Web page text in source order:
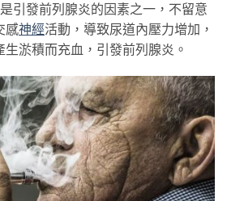
發前列腺炎的因素之一，不留意
感神經活動，導致尿道內壓力增加，
淤積而充血，引發前列腺炎。